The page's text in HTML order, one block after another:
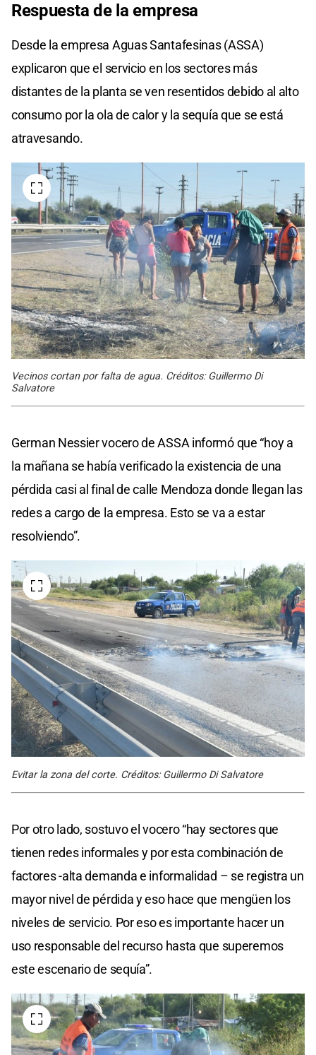
Respuesta de la empresa
Desde la empresa Aguas Santafesinas (ASSA)
explicaron que el servicio en los sectores más
distantes de la planta se ven resentidos debido al alto
consumo por la ola de calor y la sequía que se está
atravesando.
Vecinos cortan por falta de agua. Créditos: Guillermo Di
Salvatore
German Nessier vocero de ASSA informó que “hoy a
la mañana se había verificado la existencia de una
pérdida casi al final de calle Mendoza donde llegan las
redes a cargo de la empresa. Esto se va a estar
resolviendo”.
Evitar la zona del corte. Créditos: Guillermo Di Salvatore
Por otro lado, sostuvo el vocero “hay sectores que
tienen redes informales y por esta combinación de
factores -alta demanda e informalidad – se registra un
mayor nivel de pérdida y eso hace que mengüen los
niveles de servicio. Por eso es importante hacer un
uso responsable del recurso hasta que superemos
este escenario de sequía”.